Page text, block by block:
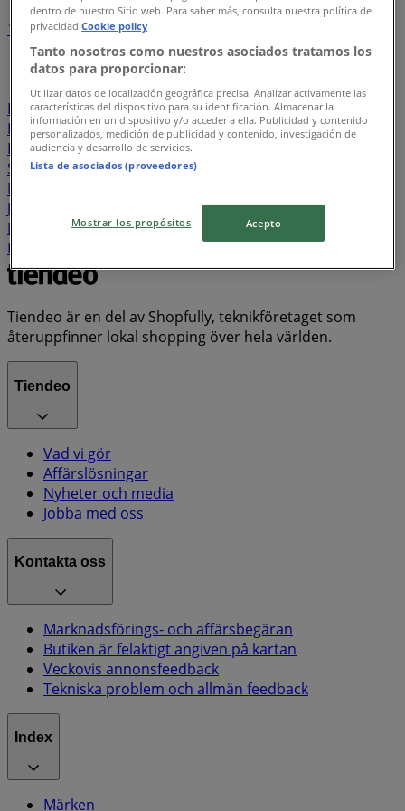
1 345
21
Willys
Lidl ÖoB ICA Maxi Rusta
Hemköp
DollarStore
Coop Stora Coop City Gross EKO
Kvantum
Systembolaget
ICA Supermarket
Blomsterlandet
Swedbank
Snabbgross
Tempo Jula
Matcenter
Jem&Fix
Bauhaus Nya Pulsen
Matdax
Matvärlden
Pekås Plantagen Cassels
ICA Nära
Lager 157
Tiendeo är en del av Shopfully, teknikföretaget som
återuppfinner lokal shopping över hela världen.
Tiendeo
Vad vi gör
Affärslösningar
Nyheter och media
Jobba med oss
Kontakta oss
Marknadsförings- och affärsbegäran
Butiken är felaktigt angiven på kartan
Veckovis annonsfeedback
Tekniska problem och allmän feedback
Index
Märken
dentro de nuestro Sitio web. Para saber más, consulta nuestra política de
privacidad.Cookie policy
Tanto nosotros como nuestros asociados tratamos los
datos para proporcionar:
Utilizar datos de localización geográfica precisa. Analizar activamente las
características del dispositivo para su identificación. Almacenar la
información en un dispositivo y/o acceder a ella. Publicidad y contenido
personalizados, medición de publicidad y contenido, investigación de
audiencia y desarrollo de servicios.
Lista de asociados (proveedores)
Mostrar los propósitos Acepto